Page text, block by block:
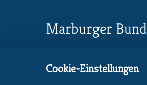
Marburger Bund
Wörthstraße 20, 50668 Köln
Cookie-Einstellungen